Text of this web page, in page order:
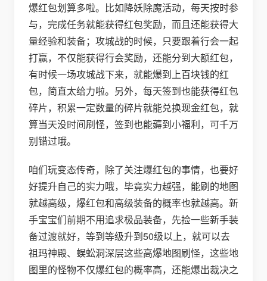
爆红包划算多啦。比如降妖除魔活动，每天按时参
与，完成任务就能获得红包奖励，而且还能获得大
量经验和装备；攻城战的时候，只要跟着行会一起
打赢，不仅能获得行会奖励，还能分到大额红包，
有时候一场攻城战下来，就能爆到上百块钱的红
包，简直太给力啦。另外，每天签到也能获得红包
碎片，积累一定数量的碎片就能兑换现金红包，就
算当天没时间刷怪，签到也能薅到小福利，可千万
别错过哦。
咱们玩变态传奇，除了关注爆红包的事情，也要好
好提升自己的实力哦，毕竟实力越强，能刷的地图
就越高级，爆红包和高级装备的概率也就越高。新
手宝宝们前期不用追求极品装备，先捡一些新手装
备过渡就好，等到等级升到50级以上，就可以去
祖玛神殿、蜈蚣洞深层这些高爆地图刷怪，这些地
图里的怪物不仅爆红包的概率高，还能爆出裁决之